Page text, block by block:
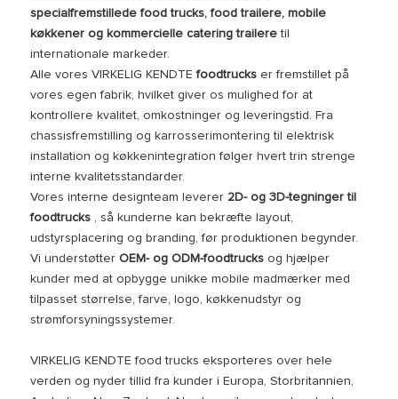
specialfremstillede food trucks, food trailere, mobile
køkkener og kommercielle catering traileretil
internationale markeder.
Alle vores VIRKELIG KENDTEfoodtruckser fremstillet på
vores egen fabrik, hvilket giver os mulighed for at
kontrollere kvalitet, omkostninger og leveringstid. Fra
chassisfremstilling og karrosserimontering til elektrisk
installation og køkkenintegration følger hvert trin strenge
interne kvalitetsstandarder.
Vores interne designteam leverer 2D- og 3D-tegninger til
foodtrucks, så kunderne kan bekræfte layout,
udstyrsplacering og branding, før produktionen begynder.
Vi understøtter OEM- og ODM-foodtrucksog hjælper
kunder med at opbygge unikke mobile madmærker med
tilpasset størrelse, farve, logo, køkkenudstyr og
strømforsyningssystemer.
VIRKELIG KENDTE food trucks eksporteres over hele
verden og nyder tillid fra kunder i Europa, Storbritannien,